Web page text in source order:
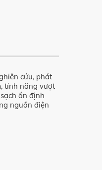
cứu, phát
tính năng vượt
ổn định
nguồn điện